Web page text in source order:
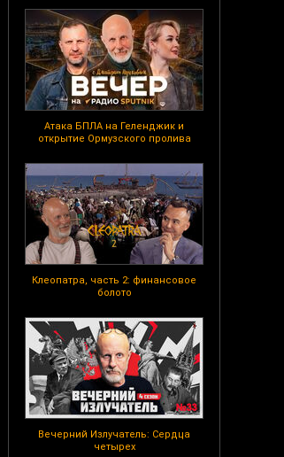
Атака БПЛА на Геленджик и
открытие Ормузского пролива
Клеопатра, часть 2: финансовое
болото
Вечерний Излучатель: Сердца
четырех